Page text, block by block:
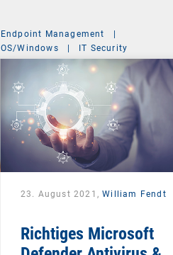
Endpoint Management
|
OS/Windows
| IT Security
23. August 2021,William Fendt
Richtiges Microsoft